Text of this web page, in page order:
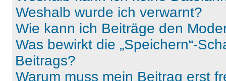
Weshalb wurde ich verwarnt?
Wie kann ich Beiträge den
Was bewirkt die „Speichern“-
Beitrags?
Warum muss mein Beitrag erst